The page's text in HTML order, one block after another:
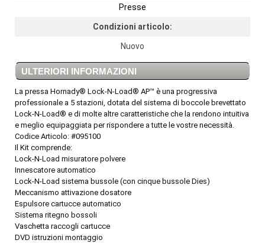
Presse
Condizioni articolo:
Nuovo
ULTERIORI INFORMAZIONI
La pressa Hornady® Lock-N-Load® AP™ è una progressiva
professionale a 5 stazioni, dotata del sistema di boccole brevettato
Lock-N-Load® e di molte altre caratteristiche che la rendono intuitiva
e meglio equipaggiata per rispondere a tutte le vostre necessità.
Codice Articolo: #095100
Il Kit comprende:
Lock-N-Load misuratore polvere
Innescatore automatico
Lock-N-Load sistema bussole (con cinque bussole Dies)
Meccanismo attivazione dosatore
Espulsore cartucce automatico
Sistema ritegno bossoli
Vaschetta raccogli cartucce
DVD istruzioni montaggio